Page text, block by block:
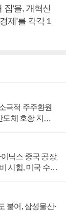
집'을, 개혁신
제'를 각각 1
극적 주주환원
도체 호황 지속
닉스 중국 공장
시험, 미국 수출
붙어, 삼성물산·